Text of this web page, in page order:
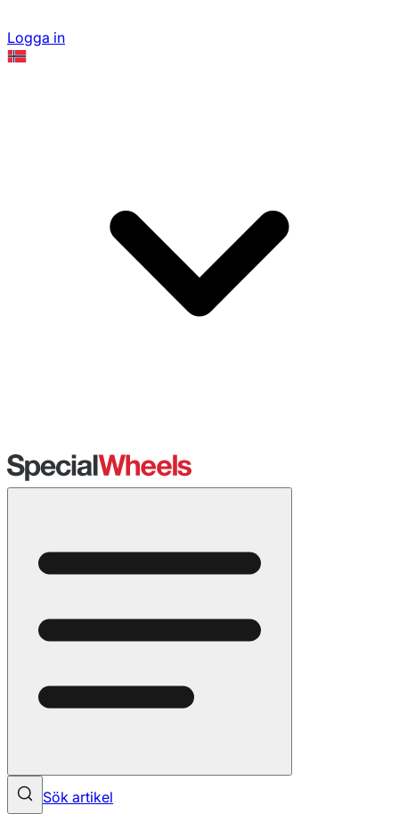
Logga in
Sök artikel